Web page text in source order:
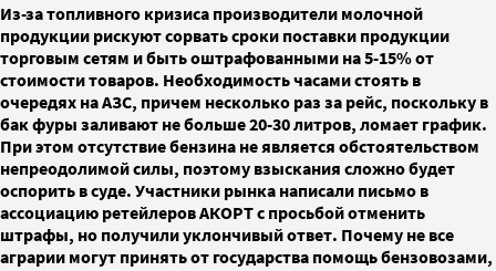
Из-за топливного кризиса производители молочной
продукции рискуют сорвать сроки поставки продукции
торговым сетям и быть оштрафованными на 5-15% от
стоимости товаров. Необходимость часами стоять в
очередях на АЗС, причем несколько раз за рейс, поскольку в
бак фуры заливают не больше 20-30 литров, ломает график.
При этом отсутствие бензина не является обстоятельством
непреодолимой силы, поэтому взыскания сложно будет
оспорить в суде. Участники рынка написали письмо в
ассоциацию ретейлеров АКОРТ с просьбой отменить
штрафы, но получили уклончивый ответ. Почему не все
аграрии могут принять от государства помощь бензовозами,